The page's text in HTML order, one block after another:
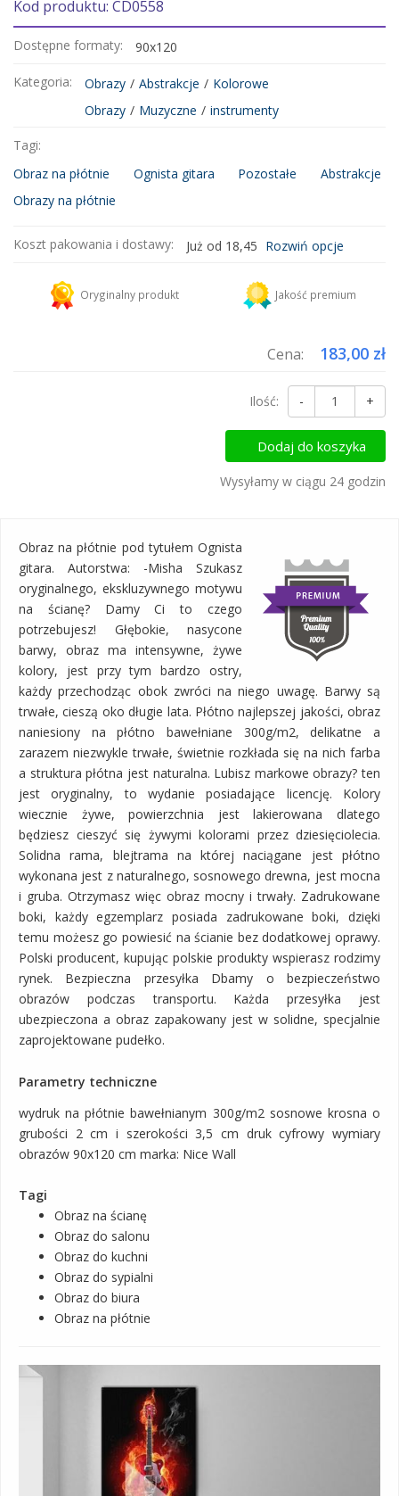
Kod produktu: CD0558
Dostępne formaty: 90x120
Kategoria: Obrazy / Abstrakcje / Kolorowe
Obrazy / Muzyczne / instrumenty
Tagi:
Obraz na płótnie
Ognista gitara Pozostałe
Abstrakcje
Obrazy na płótnie
Koszt pakowania i dostawy: Już od 18,45 Rozwiń opcje
Kurier DHL
Dodaj więcej produktów do koszyka i zapłać za wysyłkę tylko raz!
Oryginalny produkt Jakość premium
Cena: 183,00 zł
Dodaj do koszyka
Ilość: - +
Wysyłamy w ciągu 24 godzin
Obraz na płótnie pod tytułem Ognista
gitara. Autorstwa: -Misha Szukasz
oryginalnego, ekskluzywnego motywu
na ścianę? Damy Ci to czego
potrzebujesz! Głębokie, nasycone
barwy, obraz ma intensywne, żywe
kolory, jest przy tym bardzo ostry,
każdy przechodząc obok zwróci na niego uwagę. Barwy są
trwałe, cieszą oko długie lata. Płótno najlepszej jakości, obraz
naniesiony na płótno bawełniane 300g/m2, delikatne a
zarazem niezwykle trwałe, świetnie rozkłada się na nich farba
a struktura płótna jest naturalna. Lubisz markowe obrazy? ten
jest oryginalny, to wydanie posiadające licencję. Kolory
wiecznie żywe, powierzchnia jest lakierowana dlatego
będziesz cieszyć się żywymi kolorami przez dziesięciolecia.
Solidna rama, blejtrama na której naciągane jest płótno
wykonana jest z naturalnego, sosnowego drewna, jest mocna
i gruba. Otrzymasz więc obraz mocny i trwały. Zadrukowane
boki, każdy egzemplarz posiada zadrukowane boki, dzięki
temu możesz go powiesić na ścianie bez dodatkowej oprawy.
Polski producent, kupując polskie produkty wspierasz rodzimy
rynek. Bezpieczna przesyłka Dbamy o bezpieczeństwo
obrazów podczas transportu. Każda przesyłka jest
ubezpieczona a obraz zapakowany jest w solidne, specjalnie
zaprojektowane pudełko.
Parametry techniczne
wydruk na płótnie bawełnianym 300g/m2 sosnowe krosna o
grubości 2 cm i szerokości 3,5 cm druk cyfrowy wymiary
obrazów 90x120 cm marka: Nice Wall
Tagi
Obraz na ścianę
Obraz do salonu
Obraz do kuchni
Obraz do sypialni
Obraz do biura
Obraz na płótnie